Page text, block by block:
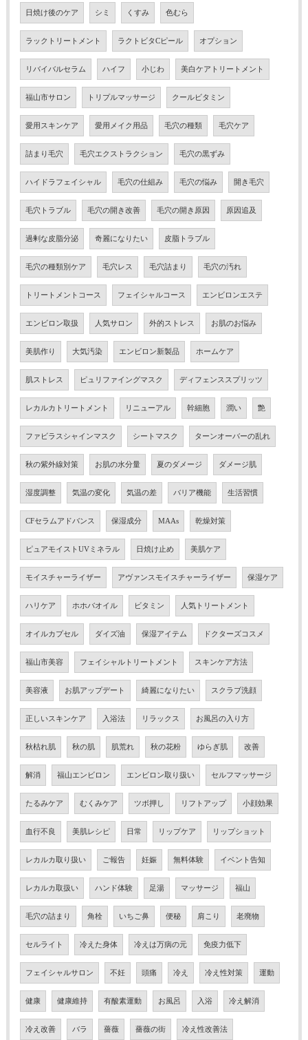
日焼け後のケア シミ くすみ 色むら
ラックトリートメント ラクトビタCピール オプション
リバイバルセラム ハイフ 小じわ 美白ケアトリートメント
福山市サロン トリプルマッサージ クールビタミン
愛用スキンケア 愛用メイク用品 毛穴の種類 毛穴ケア
詰まり毛穴 毛穴エクストラクション 毛穴の黒ずみ
ハイドラフェイシャル 毛穴の仕組み 毛穴の悩み 開き毛穴
毛穴トラブル 毛穴の開き改善 毛穴の開き原因 原因追及
過剰な皮脂分泌 奇麗になりたい 皮脂トラブル
毛穴の種類別ケア 毛穴レス 毛穴詰まり 毛穴の汚れ
トリートメントコース フェイシャルコース エンビロンエステ
エンビロン取扱 人気サロン 外的ストレス お肌のお悩み
美肌作り 大気汚染 エンビロン新製品 ホームケア
肌ストレス ピュリファイングマスク ディフェンススプリッツ
レカルカトリートメント リニューアル 幹細胞 潤い 艶
ファビラスシャインマスク シートマスク ターンオーバーの乱れ
秋の紫外線対策 お肌の水分量 夏のダメージ ダメージ肌
湿度調整 気温の変化 気温の差 バリア機能 生活習慣
CFセラムアドバンス 保湿成分 MAAs 乾燥対策
ピュアモイストUVミネラル 日焼け止め 美肌ケア
モイスチャーライザー アヴァンスモイスチャーライザー 保湿ケア
ハリケア ホホバオイル ビタミン 人気トリートメント
オイルカプセル ダイズ油 保湿アイテム ドクターズコスメ
福山市美容 フェイシャルトリートメント スキンケア方法
美容液 お肌アップデート 綺麗になりたい スクラブ洗顔
正しいスキンケア 入浴法 リラックス お風呂の入り方
秋枯れ肌 秋の肌 肌荒れ 秋の花粉 ゆらぎ肌 改善
解消 福山エンビロン エンビロン取り扱い セルフマッサージ
たるみケア むくみケア ツボ押し リフトアップ 小顔効果
血行不良 美肌レシピ 日常 リップケア リップショット
レカルカ取り扱い ご報告 妊娠 無料体験 イベント告知
レカルカ取扱い ハンド体験 足湯 マッサージ 福山
毛穴の詰まり 角栓 いちご鼻 便秘 肩こり 老廃物
セルライト 冷えた身体 冷えは万病の元 免疫力低下
フェイシャルサロン 不妊 頭痛 冷え 冷え性対策 運動
健康 健康維持 有酸素運動 お風呂 入浴 冷え解消
冷え改善 バラ 薔薇 薔薇の街 冷え性改善法